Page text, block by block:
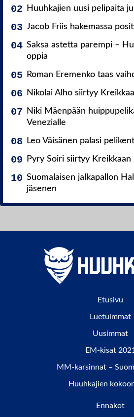
Huuhkajien uusi pelipaita
Jacob Friis hakemassa
Saksa astetta parempi –
oppia
Roman Eremenko taas
Nikolai Alho siirtyy
Niki Mäenpään
Venezialle
Leo Väisänen palasi
Pyry Soiri siirtyy Kreikkaan
Suomalaisen jalkapallon
jäsenen
Etusivu
Luetuimmat
Uusimmat
EM-kisat
MM-karsinnat –
Huuhkajien
Ennakot